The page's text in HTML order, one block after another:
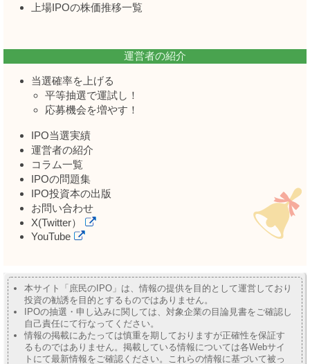
上場IPOの株価推移一覧
運営者の紹介
当選確率を上げる
平等抽選で運試し！
応募機会を増やす！
IPO当選実績
運営者の紹介
コラム一覧
IPOの問題集
IPO投資本の出版
お問い合わせ
X(Twitter）
YouTube
本サイト「庶民のIPO」は、情報の提供を目的として運営しており
投資の勧誘を目的とするものではありません。
IPOの抽選・申し込みに関しては、対象企業の目論見書をご確認し
自己責任にて行なってください。
情報の掲載にあたっては慎重を期しておりますが正確性を保証す
るものではありません。掲載している情報については各Webサイ
トにて最新情報をご確認ください。これらの情報に基づいて被っ